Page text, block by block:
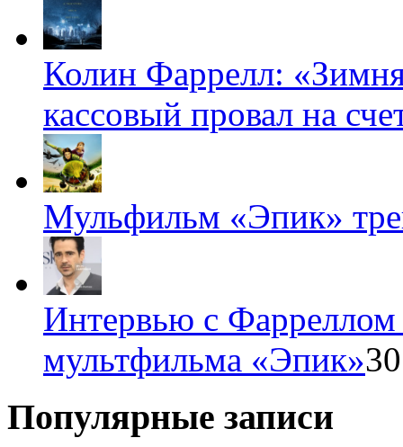
Колин Фаррелл:
кассовый провал на
Мульфильм «Эпик»
Интервью с Фарреллом
мультфильма «Эпик»
Популярные записи